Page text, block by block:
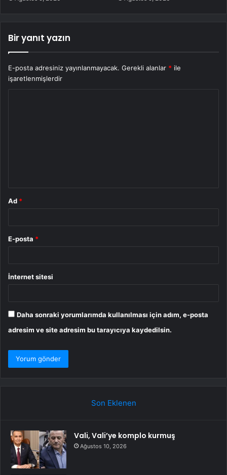
Bir yanıt yazın
E-posta adresiniz yayınlanmayacak. Gerekli alanlar * ile
işaretlenmişlerdir
Ad *
E-posta *
İnternet sitesi
Daha sonraki yorumlarımda kullanılması için adım, e-posta
adresim ve site adresim bu tarayıcıya kaydedilsin.
Son Eklenen
Vali, Vali’ye komplo kurmuş
Ağustos 10, 2026